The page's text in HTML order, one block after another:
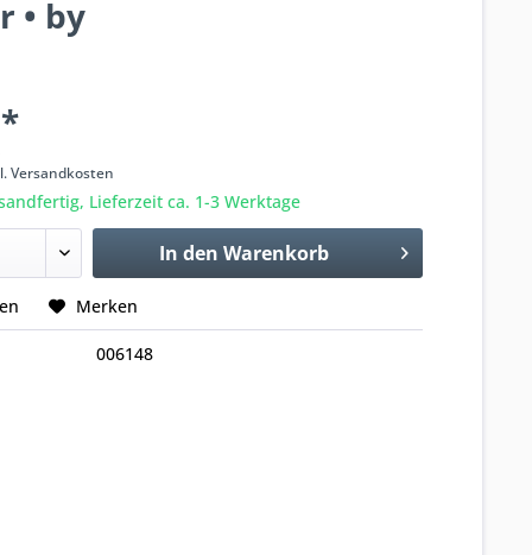
• by
Versandkosten
Lieferzeit ca. 1-3 Werktage
In den Warenkorb
Merken
006148